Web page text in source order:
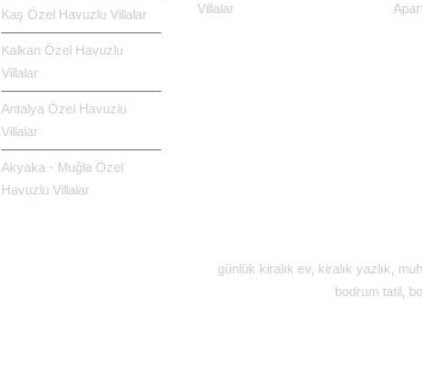
Kaş Özel Havuzlu Villalar
Kalkan Özel Havuzlu
Villalar
Antalya Özel Havuzlu
Villalar
Akyaka - Muğla Özel
Havuzlu Villalar
Villalar
günlük kiralık ev kiralık yazlık
bodrum tatil